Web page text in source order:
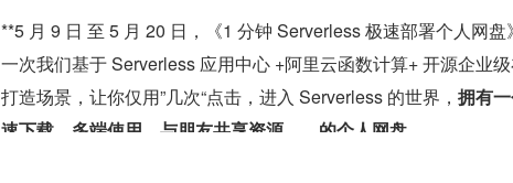
**5 月 9 日 至 5 月 20 日，《1 分钟 Serverless 极速部署个人网
一次我们基于 Serverless 应用中心 +阿里云函数计算+ 开源企业
打造场景，让你仅用”几次“点击，进入 Serverless 的世界， 拥有
速下载、多端使用、与朋友共享资源……的个人网盘。